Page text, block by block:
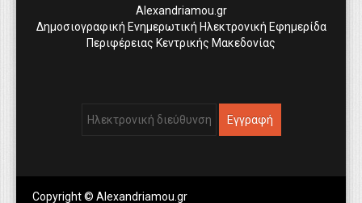
Alexandriamou.gr
Δημοσιογραφική Ενημερωτική Ηλεκτρονική Εφημερίδα
Περιφέρειας Κεντρικής Μακεδονίας
Copyright © Alexandriamou.gr